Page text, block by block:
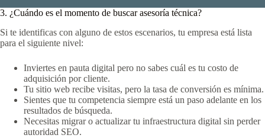
3. ¿Cuándo es el momento de buscar asesoría técnica?
Si te identificas con alguno de estos escenarios, tu empresa está lista
para el siguiente nivel:
Inviertes en pauta digital pero no sabes cuál es tu costo de
adquisición por cliente.
Tu sitio web recibe visitas, pero la tasa de conversión es mínima.
Sientes que tu competencia siempre está un paso adelante en los
resultados de búsqueda.
Necesitas migrar o actualizar tu infraestructura digital sin perder
autoridad SEO.